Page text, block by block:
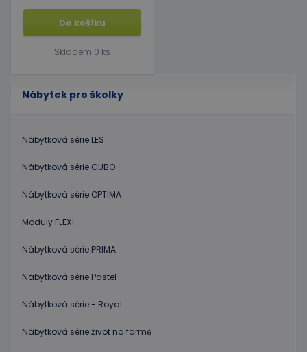
Nábytek pro školky
Nábytková série LES
Nábytková série CUBO
Nábytková série OPTIMA
Moduly FLEXI
Nábytková série PRIMA
Nábytková série Pastel
Nábytková série - Royal
Nábytková série život na farmě
Do košíku
Skladem 0 ks